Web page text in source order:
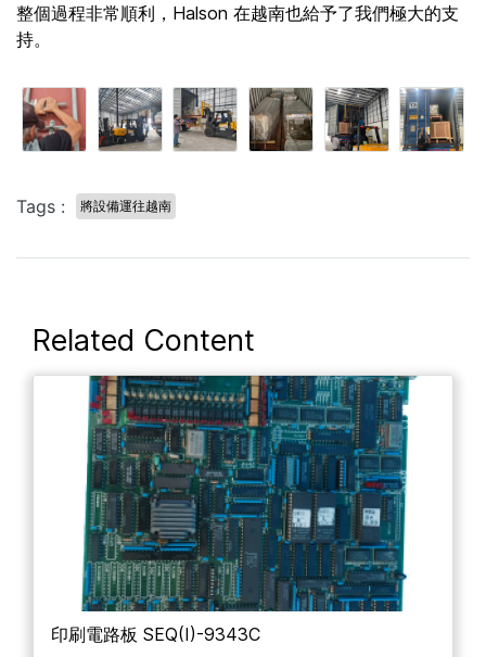
整個過程非常順利，Halson 在越南也給予了我們極大的支
持。
Tags : 將設備運往越南
Related Content
印刷電路板 SEQ(I)-9343C